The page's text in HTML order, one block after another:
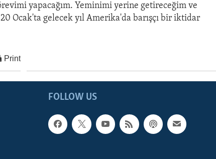
yapacağım. Yeminimi yerine getireceğim ve
Ocak'ta gelecek yıl Amerika'da barışçı bir iktidar
Print
FOLLOW US